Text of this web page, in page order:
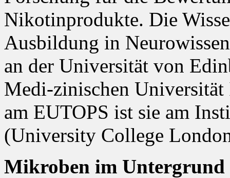
Nikotinprodukte. Die
Ausbildung in
an der Universität von
Medi-zinischen
am EUTOPS ist sie am
(University College
Mikroben im Untergrund